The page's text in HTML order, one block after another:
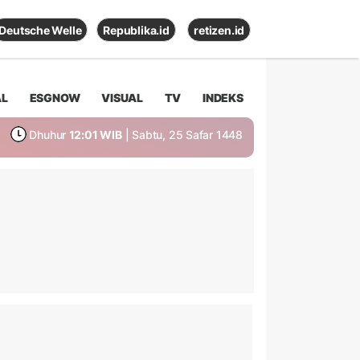
Deutsche Welle Republika.id retizen.id
ESGNOW VISUAL TV INDEKS
Dhuhur 12:01 WIB | Sabtu, 25 Safar 1448